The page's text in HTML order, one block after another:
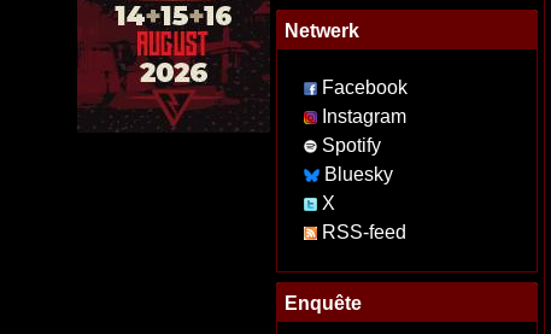
Netwerk
Facebook
Instagram
Spotify
Bluesky
X
RSS-feed
Enquête